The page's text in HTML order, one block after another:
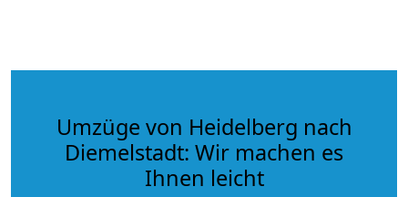
Umzüge von Heidelberg nach
Diemelstadt: Wir machen es
Ihnen leicht